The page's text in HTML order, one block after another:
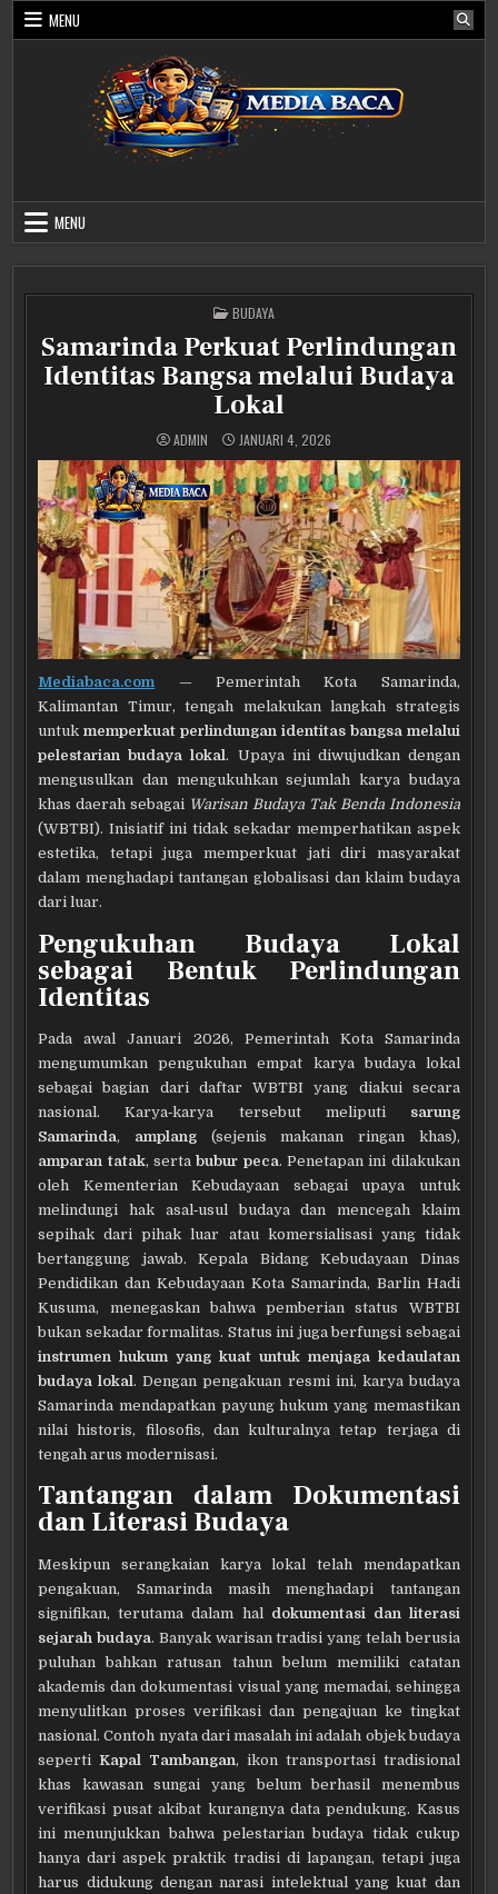
Skip
MENU
MENU
POSTED
IN
BUDAYA
Samarinda Perkuat Perlindungan
Identitas Bangsa melalui Budaya
Lokal
ADMIN JANUARI 4, 2026
Mediabaca.com— Pemerintah Kota Samarinda,
Kalimantan Timur, tengah melakukan langkah strategis
untukmemperkuat perlindungan identitas bangsa melalui
pelestarian budaya lokal. Upaya ini diwujudkan dengan
mengusulkan dan mengukuhkan sejumlah karya budaya
khas daerah sebagai Warisan Budaya Tak Benda Indonesia
(WBTBI). Inisiatif ini tidak sekadar memperhatikan aspek
estetika, tetapi juga memperkuat jati diri masyarakat
dalam menghadapi tantangan globalisasi dan klaim budaya
dari luar.
Pengukuhan Budaya Lokal
sebagai Bentuk Perlindungan
Identitas
Pada awal Januari 2026, Pemerintah Kota Samarinda
mengumumkan pengukuhan empat karya budaya lokal
sebagai bagian dari daftar WBTBI yang diakui secara
nasional. Karya‑karya tersebut meliputi sarung
Samarinda, amplang(sejenis makanan ringan khas),
amparan tatak, sertabubur peca. Penetapan ini dilakukan
oleh Kementerian Kebudayaan sebagai upaya untuk
melindungi hak asal‑usul budaya dan mencegah klaim
sepihak dari pihak luar atau komersialisasi yang tidak
bertanggung jawab. Kepala Bidang Kebudayaan Dinas
Pendidikan dan Kebudayaan Kota Samarinda, Barlin Hadi
Kusuma, menegaskan bahwa pemberian status WBTBI
bukan sekadar formalitas. Status ini juga berfungsi sebagai
instrumen hukum yang kuat untuk menjaga kedaulatan
budaya lokal . Dengan pengakuan resmi ini, karya budaya
Samarinda mendapatkan payung hukum yang memastikan
nilai historis, filosofis, dan kulturalnya tetap terjaga di
tengah arus modernisasi.
Tantangan dalam Dokumentasi
dan Literasi Budaya
Meskipun serangkaian karya lokal telah mendapatkan
pengakuan, Samarinda masih menghadapi tantangan
signifikan, terutama dalam hal dokumentasi dan literasi
sejarah budaya. Banyak warisan tradisi yang telah berusia
puluhan bahkan ratusan tahun belum memiliki catatan
akademis dan dokumentasi visual yang memadai, sehingga
menyulitkan proses verifikasi dan pengajuan ke tingkat
nasional. Contoh nyata dari masalah ini adalah objek budaya
sepertiKapal Tambangan, ikon transportasi tradisional
khas kawasan sungai yang belum berhasil menembus
verifikasi pusat akibat kurangnya data pendukung. Kasus
ini menunjukkan bahwa pelestarian budaya tidak cukup
hanya dari aspek praktik tradisi di lapangan, tetapi juga
harus didukung dengan narasi intelektual yang kuat dan